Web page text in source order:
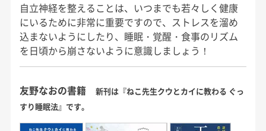
自立神経を整えることは、いつまでも若々しく健康
にいるために非常に重要ですので、ストレスを溜め
込まないようにしたり、睡眠・覚醒・食事のリズム
を日頃から崩さないように意識しましょう！
友野なおの書籍
新刊は『ねこ先生クウとカイに教わる ぐっ
すり睡眠法』です。